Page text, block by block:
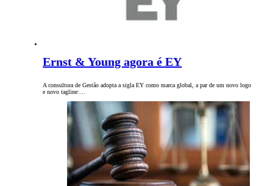
Ernst & Young agora é EY
A consultora de Gestão adopta a sigla EY como marca global, a par de um novo logo
e novo tagline:…